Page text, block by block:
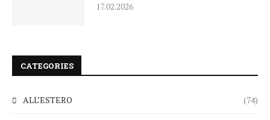
17.02.2026
CATEGORIES
ALL’ESTERO (74)